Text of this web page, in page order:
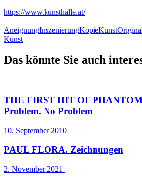
https://www.kunsthalle.at/
AneignungInszenierungKopieKunstOriginal
Kunst
Das könnte Sie auch
THE FIRST HIT OF
Problem. No Problem
10. September 2010
PAUL FLORA. Zeichnungen
2. November 2021